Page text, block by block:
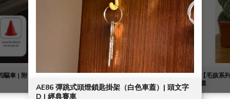
驅車 | 附
AE86 彈跳式頭燈鎖匙掛架（白色車蓋）| 頭文字
D | 經典賽車
【毛孩系
膜